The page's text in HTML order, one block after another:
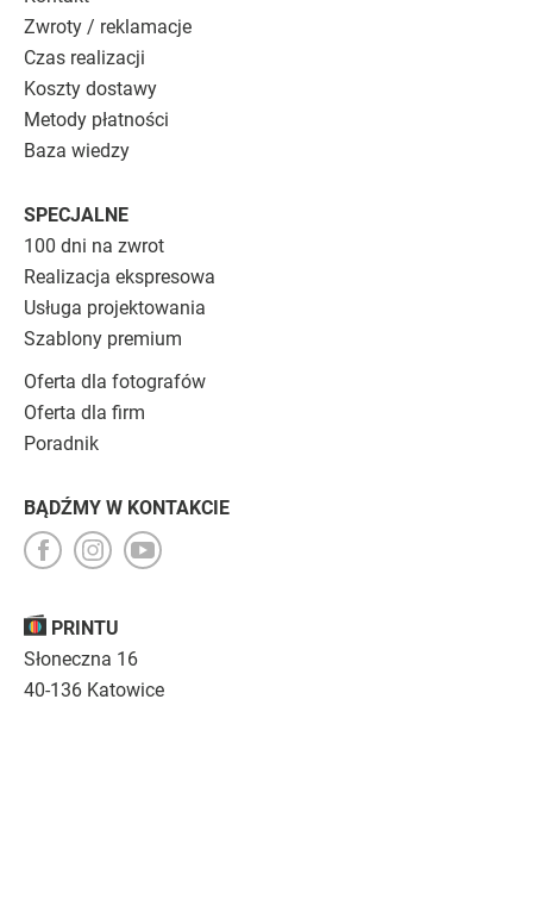
PRINTU
Słoneczna 16
40-136 Katowice
Zwroty / reklamacje
Czas realizacji
Koszty dostawy
Metody płatności
Baza wiedzy
SPECJALNE
100 dni na zwrot
Realizacja ekspresowa
Usługa projektowania
Szablony premium
Oferta dla fotografów
Oferta dla firm
Poradnik
BĄDŹMY W KONTAKCIE